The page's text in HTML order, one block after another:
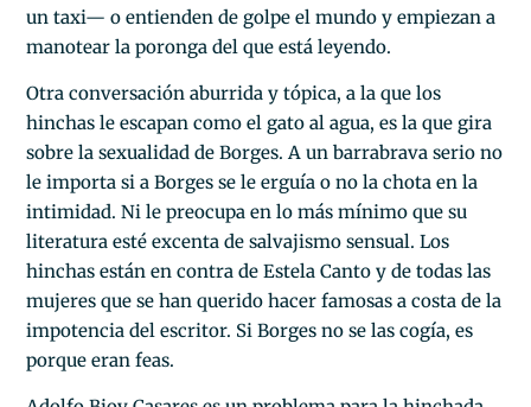
un taxi— o entienden de golpe el mundo y empiezan a
manotear la poronga del que está leyendo.
Otra conversación aburrida y tópica, a la que los
hinchas le escapan como el gato al agua, es la que gira
sobre la sexualidad de Borges. A un barrabrava serio no
le importa si a Borges se le erguía o no la chota en la
intimidad. Ni le preocupa en lo más mínimo que su
literatura esté excenta de salvajismo sensual. Los
hinchas están en contra de Estela Canto y de todas las
mujeres que se han querido hacer famosas a costa de la
impotencia del escritor. Si Borges no se las cogía, es
porque eran feas.